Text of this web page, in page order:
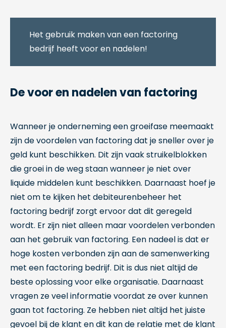
Het gebruik maken van een factoring
bedrijf heeft voor en nadelen!
De voor en nadelen van factoring
Wanneer je onderneming een groeifase meemaakt
zijn de voordelen van factoring dat je sneller over je
geld kunt beschikken. Dit zijn vaak struikelblokken
die groei in de weg staan wanneer je niet over
liquide middelen kunt beschikken. Daarnaast hoef je
niet om te kijken het debiteurenbeheer het
factoring bedrijf zorgt ervoor dat dit geregeld
wordt. Er zijn niet alleen maar voordelen verbonden
aan het gebruik van factoring. Een nadeel is dat er
hoge kosten verbonden zijn aan de samenwerking
met een factoring bedrijf. Dit is dus niet altijd de
beste oplossing voor elke organisatie. Daarnaast
vragen ze veel informatie voordat ze over kunnen
gaan tot factoring. Ze hebben niet altijd het juiste
gevoel bij de klant en dit kan de relatie met de klant